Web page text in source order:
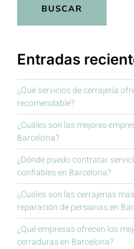
BUSCAR
Entradas
¿Qué servicios de cerrajería
recomendable?
¿Cuáles son las mejores
Barcelona?
¿Dónde puedo contratar
confiables en Barcelona?
¿Cuáles son las cerrajerías
reparación de persianas en
¿Qué empresas ofrecen los
cerraduras en Barcelona?